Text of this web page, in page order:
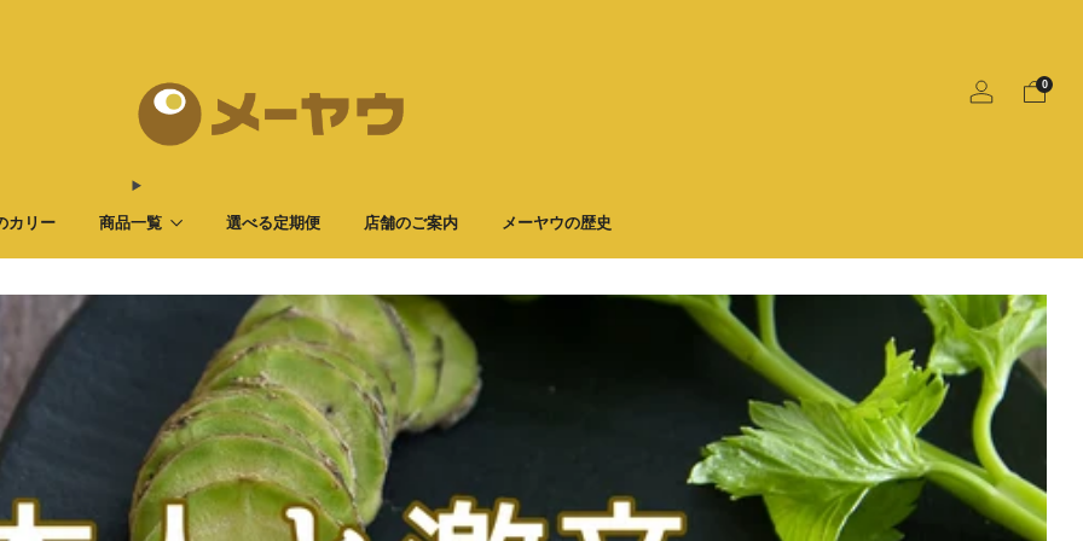
カリー 商品一覧 選べる定期便 店舗のご案内 メーヤウの歴史
0